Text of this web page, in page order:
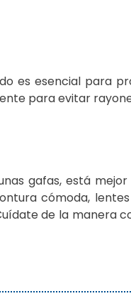
es esencial para
para evitar
gafas, está
cómoda,
de la manera